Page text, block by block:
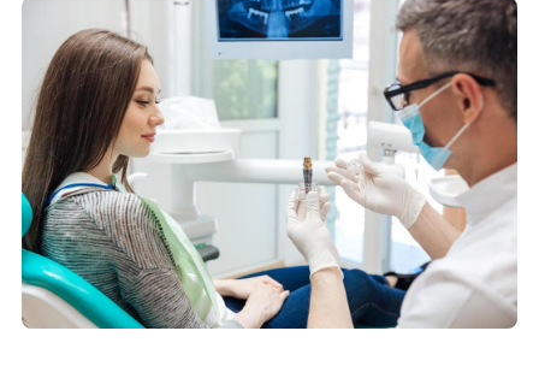
completa. Cuando los implantes son la solución más
adecuada, presentamos al paciente todas las opciones
disponibles y elegimos la más indicada, apoyándonos
en tecnología de última generación tantoa nivel
quirúrgico como protético
. Trabajamos con marcas
de alta calidad, respaldadas por estudios científicos y
con resultados contrastados a largo plazo.